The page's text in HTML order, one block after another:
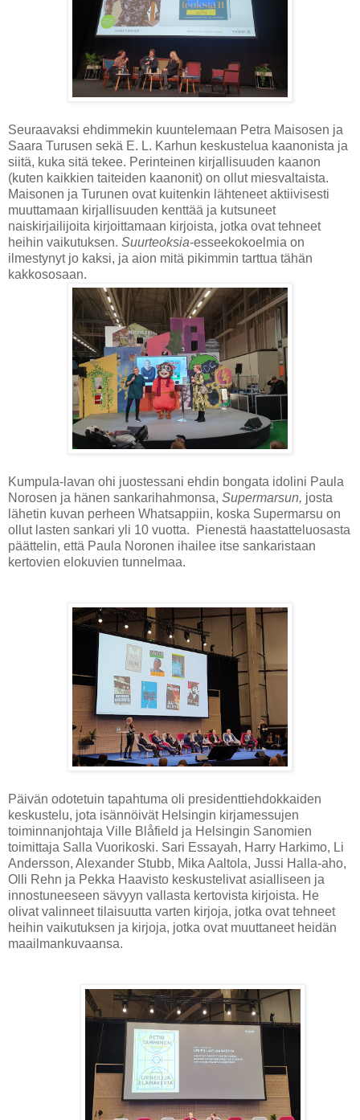
Seuraavaksi ehdimmekin kuuntelemaan Petra Maisosen ja
Saara Turusen sekä E. L. Karhun keskustelua kaanonista ja
siitä, kuka sitä tekee. Perinteinen kirjallisuuden kaanon
(kuten kaikkien taiteiden kaanonit) on ollut miesvaltaista.
Maisonen ja Turunen ovat kuitenkin lähteneet aktiivisesti
muuttamaan kirjallisuuden kenttää ja kutsuneet
naiskirjailijoita kirjoittamaan kirjoista, jotka ovat tehneet
heihin vaikutuksen. Suurteoksia-esseekokoelmia on
ilmestynyt jo kaksi, ja aion mitä pikimmin tarttua tähän
kakkososaan.
Kumpula-lavan ohi juostessani ehdin bongata idolini Paula
Norosen ja hänen sankarihahmonsa, Supermarsun, josta
lähetin kuvan perheen Whatsappiin, koska Supermarsu on
ollut lasten sankari yli 10 vuotta. Pienestä haastatteluosasta
päättelin, että Paula Noronen ihailee itse sankaristaan
kertovien elokuvien tunnelmaa.
Päivän odotetuin tapahtuma oli presidenttiehdokkaiden
keskustelu, jota isännöivät Helsingin kirjamessujen
toiminnanjohtaja Ville Blåfield ja Helsingin Sanomien
toimittaja Salla Vuorikoski. Sari Essayah, Harry Harkimo, Li
Andersson, Alexander Stubb, Mika Aaltola, Jussi Halla-aho,
Olli Rehn ja Pekka Haavisto keskustelivat asialliseen ja
innostuneeseen sävyyn vallasta kertovista kirjoista. He
olivat valinneet tilaisuutta varten kirjoja, jotka ovat tehneet
heihin vaikutuksen ja kirjoja, jotka ovat muuttaneet heidän
maailmankuvaansa.